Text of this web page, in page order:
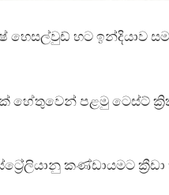
හෙසල්වුඩ් හට ඉන්දියාව
හේතුවෙන් පළමු ටෙස්ට්
කණ්ඩායමට